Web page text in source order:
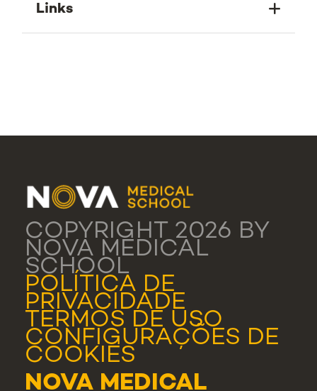
Links
COPYRIGHT 2026 BY
NOVA MEDICAL
SCHOOL
POLÍTICA DE
PRIVACIDADE
TERMOS DE USO
CONFIGURAÇÕES DE
COOKIES
NOVA MEDICAL